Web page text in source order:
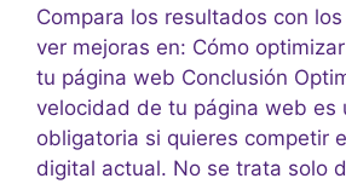
Compara los resultados con
ver mejoras en: Cómo
tu página web Conclusión
velocidad de tu página web es
obligatoria si quieres competir
digital actual. No se trata solo